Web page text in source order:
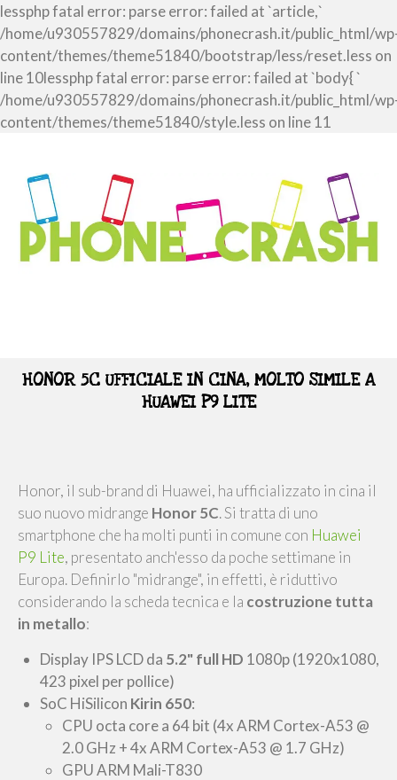
lessphp fatal error: parse error: failed at `article,`
/home/u930557829/domains/phonecrash.it/public_html/
content/themes/theme51840/bootstrap/less/reset.less on
line 10lessphp fatal error: parse error: failed at `body{ `
/home/u930557829/domains/phonecrash.it/public_html/
content/themes/theme51840/style.less on line 11
HONOR 5C UFFICIALE IN CINA, MOLTO SIMILE A
HUAWEI P9 LITE
Honor, il sub-brand di Huawei, ha ufficializzato in cina il
suo nuovo midrange Honor 5C. Si tratta di uno
smartphone che ha molti punti in comune con Huawei
P9 Lite, presentato anch'esso da poche settimane in
Europa. Definirlo "midrange", in effetti, è riduttivo
considerando la scheda tecnica e la costruzione tutta
in metallo:
Display IPS LCD da 5.2" full HD 1080p (1920x1080,
423 pixel per pollice)
SoC HiSilicon Kirin 650:
CPU octa core a 64 bit (4x ARM Cortex-A53 @
2.0 GHz + 4x ARM Cortex-A53 @ 1.7 GHz)
GPU ARM Mali-T830